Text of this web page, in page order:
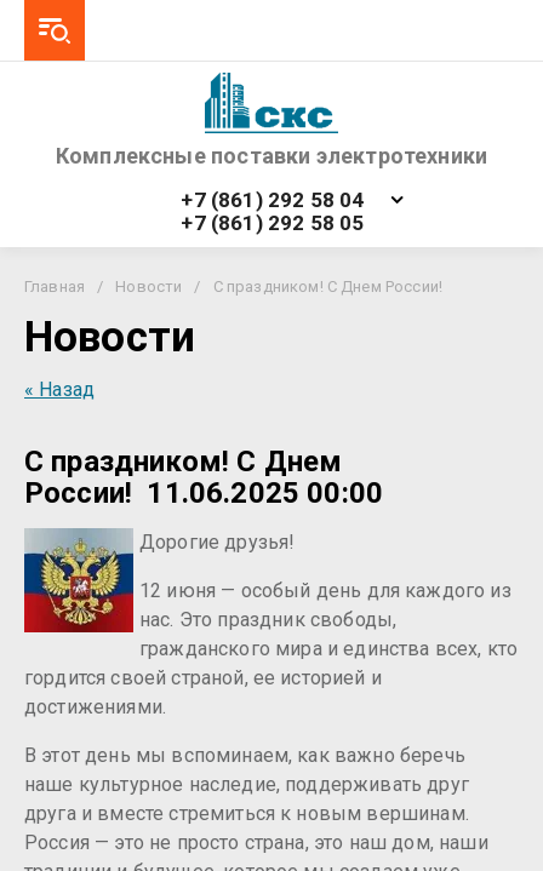
Комплексные поставки электротехники
+7 (861) 292 58 04
+7 (861) 292 58 05
Главная / Новости / С праздником! С Днем России!
Новости
« Назад
С праздником! С Днем
России! 11.06.2025 00:00
Дорогие друзья!
12 июня — особый день для каждого из
нас. Это праздник свободы,
гражданского мира и единства всех, кто
гордится своей страной, ее историей и
достижениями.
В этот день мы вспоминаем, как важно беречь
наше культурное наследие, поддерживать друг
друга и вместе стремиться к новым вершинам.
Россия — это не просто страна, это наш дом, наши